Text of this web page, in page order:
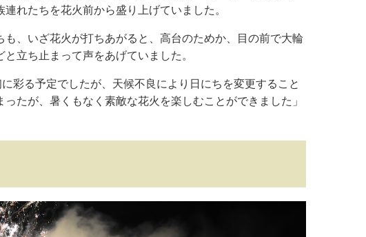
れたちを花火前から盛り上げていました。
、いざ花火が打ちあがると、高台のためか、目の前で大輪
立ち止まって声をあげていました。
彩る予定でしたが、天候不良により日にちを変更すること
たが、暑くもなく素敵な花火を楽しむことができました」